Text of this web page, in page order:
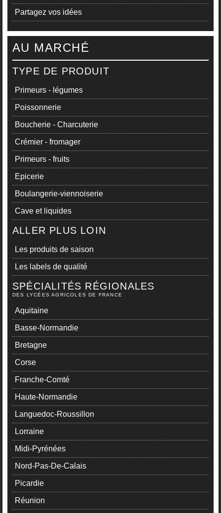
Partagez vos idées
AU MARCHÉ
TYPE DE PRODUIT
Primeurs - légumes
Poissonnerie
Boucherie - Charcuterie
Crémier - fromager
Primeurs - fruits
Epicerie
Boulangerie-viennoiserie
Cave et liquides
ALLER PLUS LOIN
Les produits de saison
Les labels de qualité
SPÉCIALITÉS RÉGIONALES
DES LYCÉES AGRICOLES DE FRANCE
Aquitaine
Basse-Normandie
Bretagne
Corse
Franche-Comté
Haute-Normandie
Languedoc-Roussillon
Lorraine
Midi-Pyrénées
Nord-Pas-De-Calais
Picardie
Réunion